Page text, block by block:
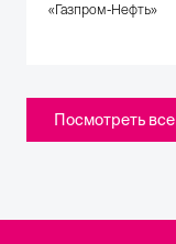
«Газпром-Нефть»
Посмотреть все